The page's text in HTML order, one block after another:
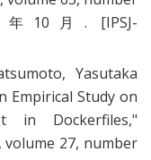
年10月. [IPSJ-
, Yasutaka
Empirical Study on
in Dockerfiles,"
volume 27, number